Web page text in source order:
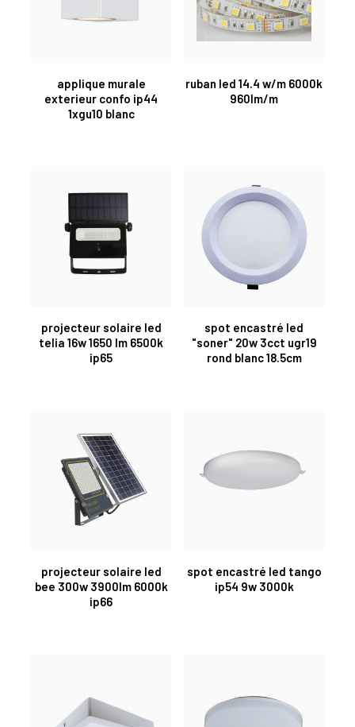
applique murale
exterieur confo ip44
1xgu10 blanc
ruban led 14.4 w/m 6000k
960lm/m
projecteur solaire led
telia 16w 1650 lm 6500k
ip65
spot encastré led
"soner" 20w 3cct ugr19
rond blanc 18.5cm
projecteur solaire led
bee 300w 3900lm 6000k
ip66
spot encastré led tango
ip54 9w 3000k